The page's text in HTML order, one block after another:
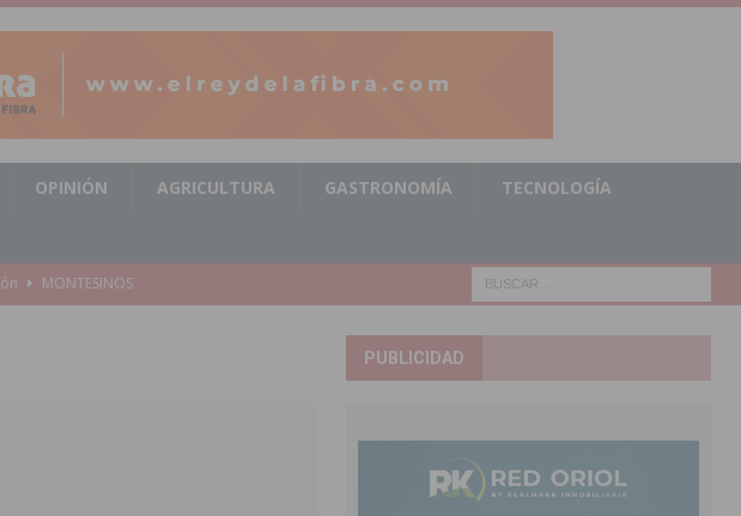
OPINIÓN AGRICULTURA GASTRONOMÍA TECNOLOGÍA
en Las Colinas
Andreu
PUBLICIDAD